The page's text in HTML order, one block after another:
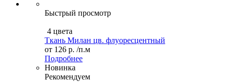
Быстрый просмотр
4 цвета
Ткань Милан цв. флуоресцентный
от 126 р. /п.м
Подробнее
Новинка
Рекомендуем